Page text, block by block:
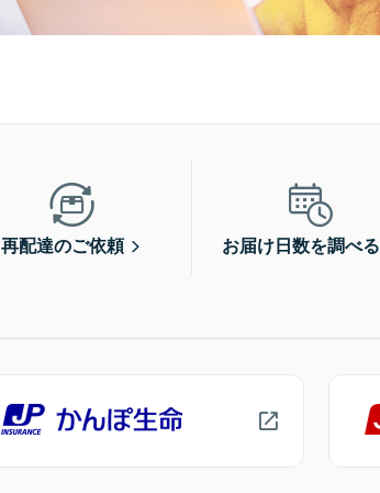
再配達のご依頼 お届け日数を調べる